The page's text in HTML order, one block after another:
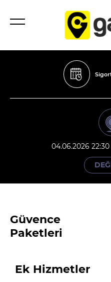
04.06.2026
Güvence
Paketleri
Ek Hizmetler